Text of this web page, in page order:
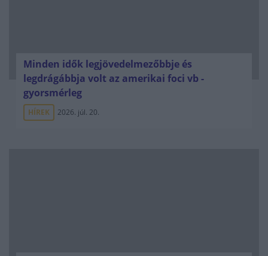
Minden idők legjövedelmezőbbje és
legdrágábbja volt az amerikai foci vb -
gyorsmérleg
HÍREK 2026. júl. 20.